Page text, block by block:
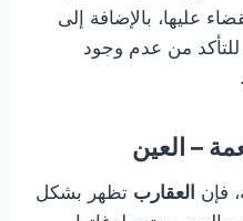
عليها، بالإضافة إلى
من عدم وجود
– العين
فإن العقارب تظهر بشكل